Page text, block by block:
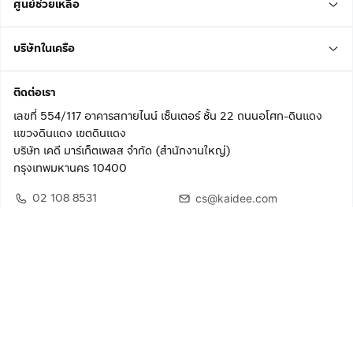
ศูนย์ช่วยเหลือ
บริษัทในเครือ
ติดต่อเรา
เลขที่ 554/117 อาคารสกายไนน์ เซ็นเตอร์ ชั้น 22 ถนนอโศก-ดินแดง
แขวงดินแดง เขตดินแดง
บริษัท เคดี มาร์เก็ตเพลส จำกัด (สำนักงานใหญ่)
กรุงเทพมหานคร 10400
02 108 8531
cs@kaidee.com